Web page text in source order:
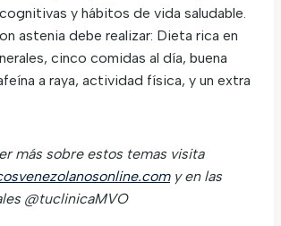
y hábitos de vida saludable.
astenia debe realizar: Dieta rica en
cinco comidas al día, buena
a raya, actividad física, y un extra
más sobre estos temas visita
y en las
@tuclinicaMVO